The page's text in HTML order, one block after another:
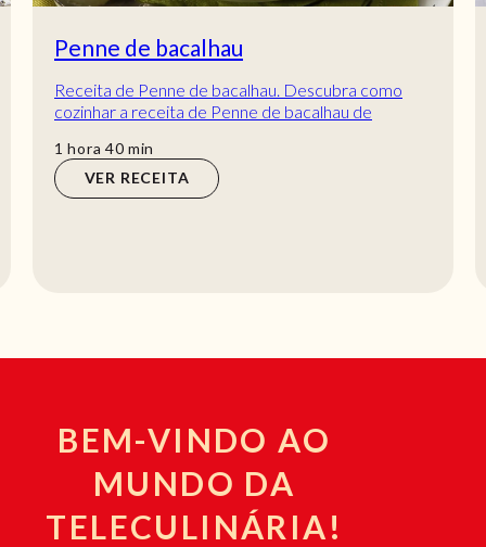
Penne de bacalhau
Receita de Penne de bacalhau. Descubra como
cozinhar a receita de Penne de bacalhau de
1 hora
hora 40min
min
VER RECEITA
BEM-VINDO AO
MUNDO DA
TELECULINÁRIA!